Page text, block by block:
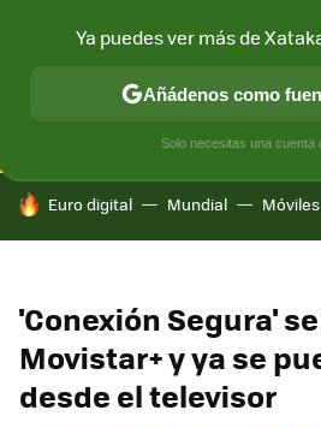
CONECTIVIDAD MÓVIL Y
HOY SE HABLA DE
Euro digital Mundial Móviles
'Conexión Segura'
Movistar+ y ya se
desde el televisor
Ya puedes ver más de
Añádenos como
Solo necesitas una cuenta